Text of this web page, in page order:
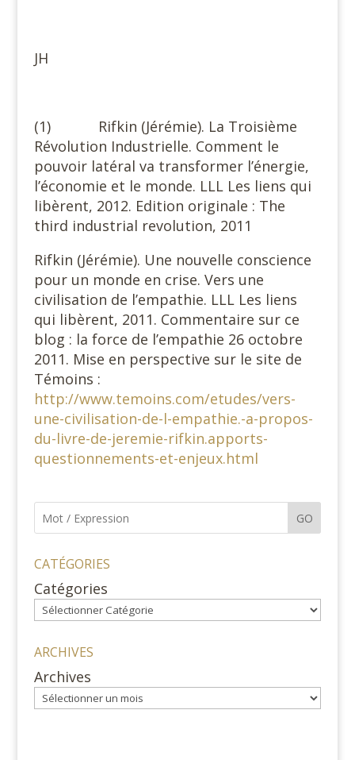
JH
(1) Rifkin (Jérémie). La Troisième
Révolution Industrielle. Comment le
pouvoir latéral va transformer l’énergie,
l’économie et le monde. LLL Les liens qui
libèrent, 2012. Edition originale : The
third industrial revolution, 2011
Rifkin (Jérémie). Une nouvelle conscience
pour un monde en crise. Vers une
civilisation de l’empathie. LLL Les liens
qui libèrent, 2011. Commentaire sur ce
blog : la force de l’empathie 26 octobre
2011. Mise en perspective sur le site de
Témoins :
http://www.temoins.com/etudes/vers-
une-civilisation-de-l-empathie.-a-propos-
du-livre-de-jeremie-rifkin.apports-
questionnements-et-enjeux.html
GO
CATÉGORIES
Catégories
ARCHIVES
Archives